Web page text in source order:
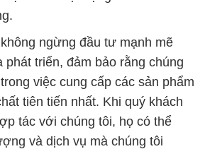
tiên tiến nhất. Khi quý khách
tác với chúng tôi, họ có thể
và dịch vụ mà chúng tôi
duy trì chất lượng sản phẩm ở
thủ nghiêm ngặt các quy
trường. Đồng thời, chúng tôi